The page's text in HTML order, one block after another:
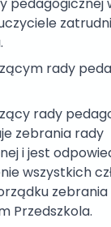
rady
rady
zebrania rady
i jest
wszystkich
zebrania
Przedszkola.